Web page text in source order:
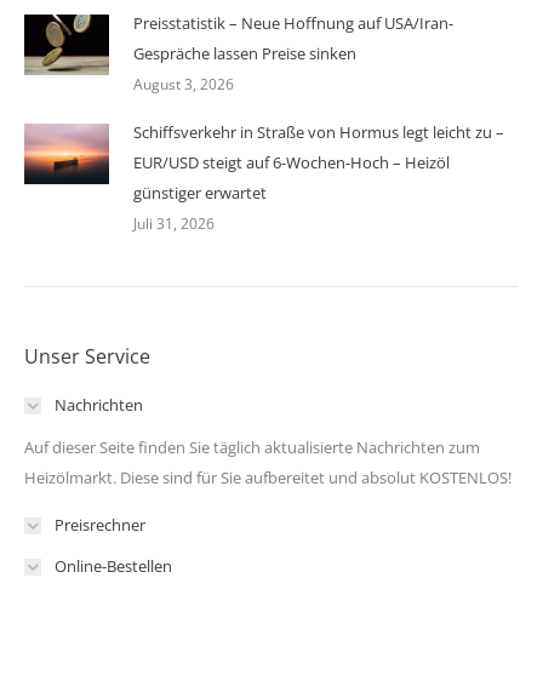
Preisstatistik – Neue Hoffnung auf USA/Iran-
Gespräche lassen Preise sinken
August 3, 2026
Schiffsverkehr in Straße von Hormus legt leicht zu –
EUR/USD steigt auf 6-Wochen-Hoch – Heizöl
günstiger erwartet
Juli 31, 2026
Unser Service
Nachrichten
Auf dieser Seite finden Sie täglich aktualisierte Nachrichten zum
Heizölmarkt. Diese sind für Sie aufbereitet und absolut KOSTENLOS!
Preisrechner
Online-Bestellen